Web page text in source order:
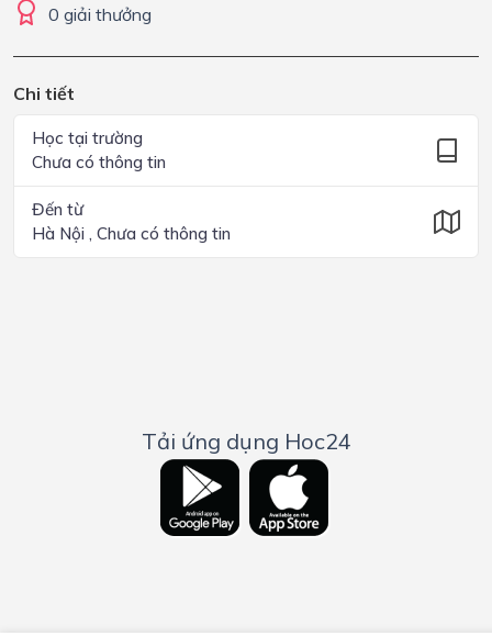
0 giải thưởng
Chi tiết
Học tại trường
Chưa có thông tin
Đến từ
Hà Nội , Chưa có thông tin
Tải ứng dụng Hoc24